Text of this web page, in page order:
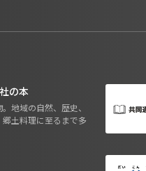
の本
地域の自然、歴史、
土料理に至るまで多